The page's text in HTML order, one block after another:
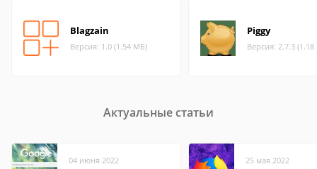
Blagzain
Версия: 1.0 (1.54 МБ)
Piggy
Версия: 2.7.3
Актуальные статьи
04 июня 2022 25 мая 2022